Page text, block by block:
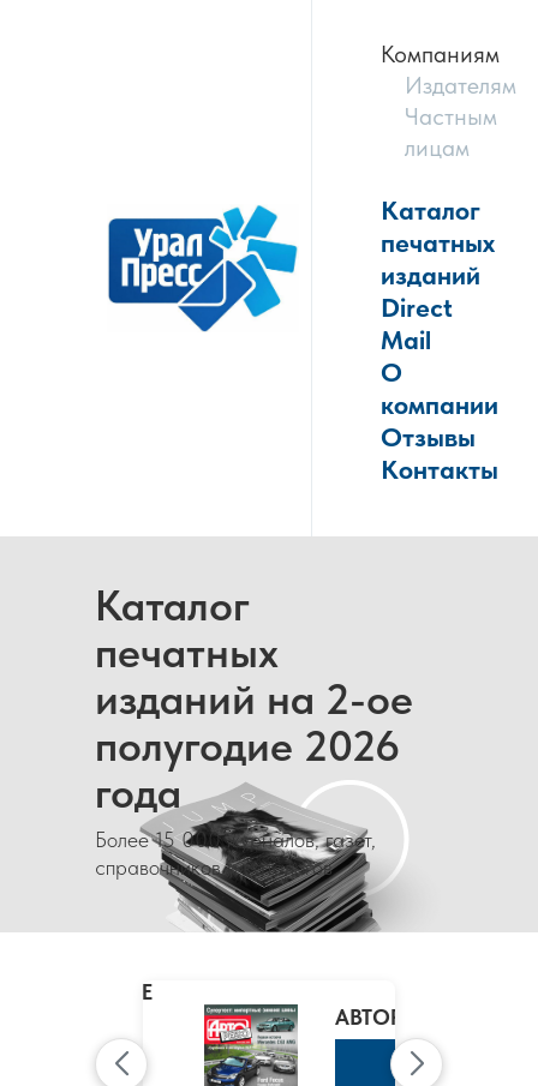
Компаниям
Издателям
Частным
лицам
Каталог
печатных
изданий
Direct
Mail
О
компании
Отзывы
Контакты
Каталог
печатных
изданий на 2-ое
полугодие 2026
года
Более 15 000 журналов, газет,
справочников и каталогов
CLAIRE
МАРИ
КЛЭР
АВТОРЕВЮ
К